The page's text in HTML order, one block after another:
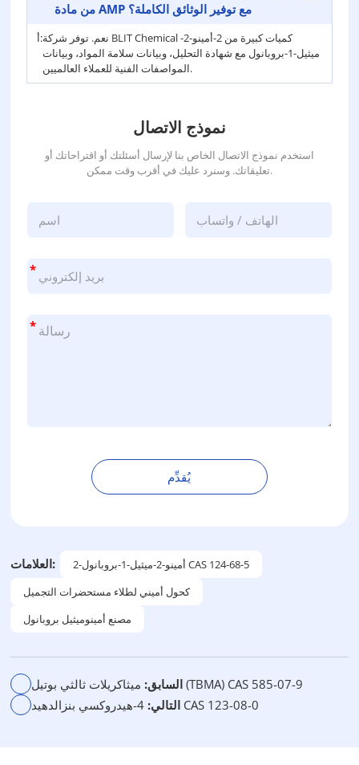
من مادة AMP مع توفير الوثائق الكاملة؟
أ:نعم. توفر شركة BLIT Chemical كميات كبيرة من 2-أمينو-2-
ميثيل-1-بروبانول مع شهادة التحليل، وبيانات سلامة المواد، وبيانات
المواصفات الفنية للعملاء العالميين.
نموذج الاتصال
استخدم نموذج الاتصال الخاص بنا لإرسال أسئلتك أو اقتراحاتك أو
تعليقاتك. وسنرد عليك في أقرب وقت ممكن.
*
*
يُقدِّم
ل
العلامات:
2-أمينو-2-ميثيل-1-بروبانول CAS 124-68-5
كحول أميني لطلاء مستحضرات التجميل
مصنع أمينوميثيل بروبانول
السابق: ميثاكريلات ثالثي بوتيل (TBMA) CAS 585-07-9
التالي: 4-هيدروكسي بنزالدهيد CAS 123-08-0